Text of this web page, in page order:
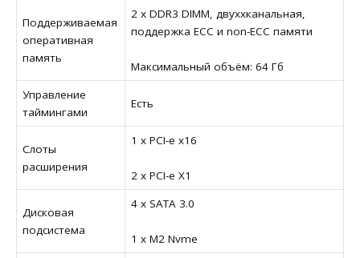
Поддерживаемая
оперативная
память
2 х DDR3 DIMM, двуххканальная,
поддержка ECC и non-ECC памяти
Максимальный объём: 64 Гб
Управление
таймингами
Есть
Слоты
расширения
1 x PCI-e x16
2 x PCI-e X1
Дисковая
подсистема
4 x SATA 3.0
1 x M2 Nvme